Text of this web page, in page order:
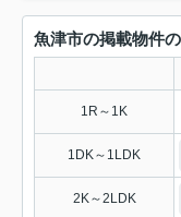
魚津市の掲載物件
1R～1K
1DK～1LDK
2K～2LDK